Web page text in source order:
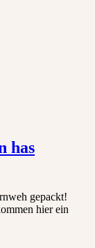
has
gepackt!
hier ein